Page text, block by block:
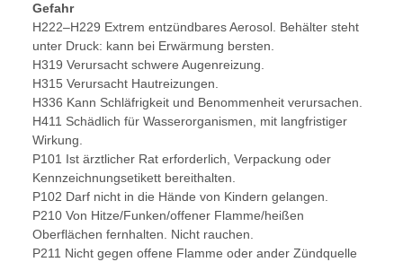
Gefahr
H222–H229 Extrem entzündbares Aerosol. Behälter steht
unter Druck: kann bei Erwärmung bersten.
H319 Verursacht schwere Augenreizung.
H315 Verursacht Hautreizungen.
H336 Kann Schläfrigkeit und Benommenheit verursachen.
H411 Schädlich für Wasserorganismen, mit langfristiger
Wirkung.
P101 Ist ärztlicher Rat erforderlich, Verpackung oder
Kennzeichnungsetikett bereithalten.
P102 Darf nicht in die Hände von Kindern gelangen.
P210 Von Hitze/Funken/offener Flamme/heißen
Oberflächen fernhalten. Nicht rauchen.
P211 Nicht gegen offene Flamme oder ander Zündquelle